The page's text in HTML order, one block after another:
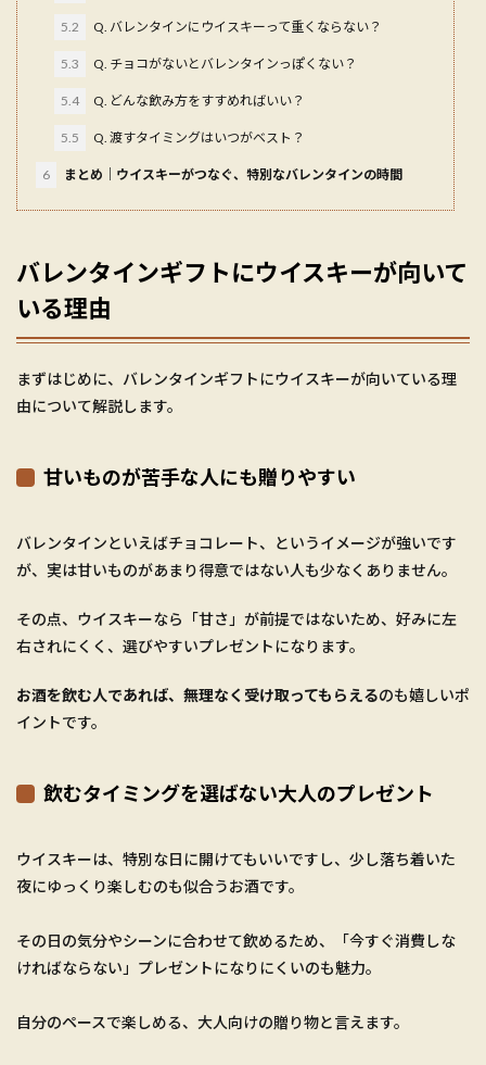
5.2 Q. バレンタインにウイスキーって重くならない？
5.3 Q. チョコがないとバレンタインっぽくない？
5.4 Q. どんな飲み方をすすめればいい？
5.5 Q. 渡すタイミングはいつがベスト？
6 まとめ｜ウイスキーがつなぐ、特別なバレンタインの時間
バレンタインギフトにウイスキーが向いて
いる理由
まずはじめに、バレンタインギフトにウイスキーが向いている理
由について解説します。
甘いものが苦手な人にも贈りやすい
バレンタインといえばチョコレート、というイメージが強いです
が、実は甘いものがあまり得意ではない人も少なくありません。
その点、ウイスキーなら「甘さ」が前提ではないため、好みに左
右されにくく、選びやすいプレゼントになります。
お酒を飲む人であれば、無理なく受け取ってもらえるのも嬉しいポ
イントです。
飲むタイミングを選ばない大人のプレゼント
ウイスキーは、特別な日に開けてもいいですし、少し落ち着いた
夜にゆっくり楽しむのも似合うお酒です。
その日の気分やシーンに合わせて飲めるため、「今すぐ消費しな
ければならない」プレゼントになりにくいのも魅力。
自分のペースで楽しめる、大人向けの贈り物と言えます。